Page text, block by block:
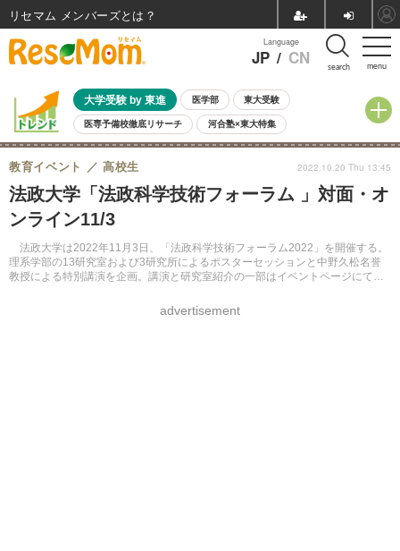
menu
Language
JP / CN search
大学受験 by 東進 医学部 東大受験
医専予備校徹底リサーチ 河合塾×東大特集
親子で考える大学選び 高校受験 中学受験 小学校受験
共通テスト 夏休み
8月開催イベント・WS 全国公立高校 過去問 人気記事
自由研究教材（小学生向け）
法政大学「法政科学技術フォーラム 」対面・オ
ンライン11/3
法政大学は2022年11月3日、「法政科学技術フォーラム2022」を開催する。
理系学部の13研究室および3研究所によるポスターセッションと中野久松名誉
教授による特別講演を企画。講演と研究室紹介の一部はイベントページにてラ
教育イベント 高校生
advertisement
2022.10.20 Thu 13:45
リセマム メンバーズ